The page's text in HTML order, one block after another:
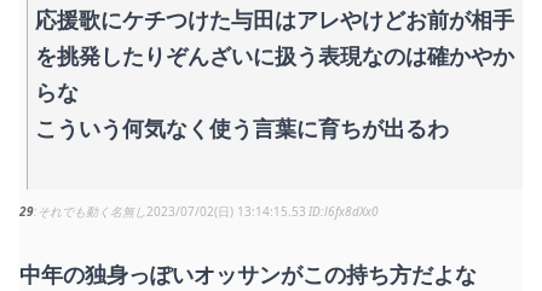
応援歌にケチつけた与田はアレやけどお前が相手
を挑発したりぞんざいに扱う表現なのは確かやか
らな
こういう何気なく使う言葉に育ちが出るわ
29 それでも動く名無し2023/07/02(日) 13:14:15.53 l6fx8dXx0
中年の独身っぽいオッサンがこの持ち方だよな